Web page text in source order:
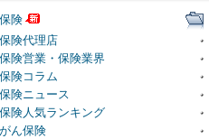
保険
保険代理店
保険営業・保険業界
保険コラム
保険ニュース
保険人気ランキング
がん保険